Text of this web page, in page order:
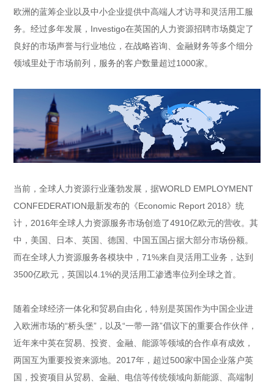
欧洲的蓝筹企业以及中小企业提供中高端人才访寻和灵活用工服
务。经过多年发展，Investigo在英国的人力资源招聘市场奠定了
良好的市场声誉与行业地位，在战略咨询、金融财务等多个细分
领域里处于市场前列，服务的客户数量超过1000家。
当前，全球人力资源行业蓬勃发展，据WORLD EMPLOYMENT
CONFEDERATION最新发布的《Economic Report 2018》统
计，2016年全球人力资源服务市场创造了4910亿欧元的营收。其
中，美国、日本、英国、德国、中国五国占据大部分市场份额。
而在全球人力资源服务各模块中，71%来自灵活用工业务，达到
3500亿欧元，英国以4.1%的灵活用工渗透率位列全球之首。
随着全球经济一体化和贸易自由化，特别是英国作为中国企业进
入欧洲市场的“桥头堡”，以及“一带一路”倡议下的重要合作伙伴，
近年来中英在贸易、投资、金融、能源等领域的合作卓有成效，
两国互为重要投资来源地。2017年，超过500家中国企业落户英
国，投资项目从贸易、金融、电信等传统领域向新能源、高端制